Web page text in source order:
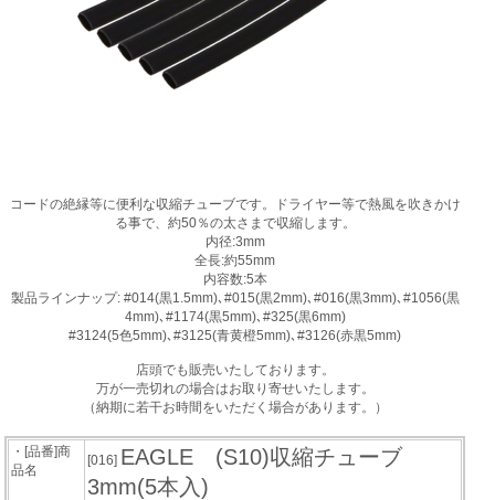
コードの絶縁等に便利な収縮チューブです。ドライヤー等で熱風を吹きかけ
る事で、約50％の太さまで収縮します。
内径:3mm
全長:約55mm
内容数:5本
製品ラインナップ: #014(黒1.5mm)､#015(黒2mm)､#016(黒3mm)､#1056(黒
4mm)､#1174(黒5mm)､#325(黒6mm)
#3124(5色5mm)､#3125(青黄橙5mm)､#3126(赤黒5mm)
店頭でも販売いたしております。
万が一売切れの場合はお取り寄せいたします。
（納期に若干お時間をいただく場合があります。）
・[品番]商
品名
[016] EAGLE (S10)収縮チューブ
3mm(5本入)